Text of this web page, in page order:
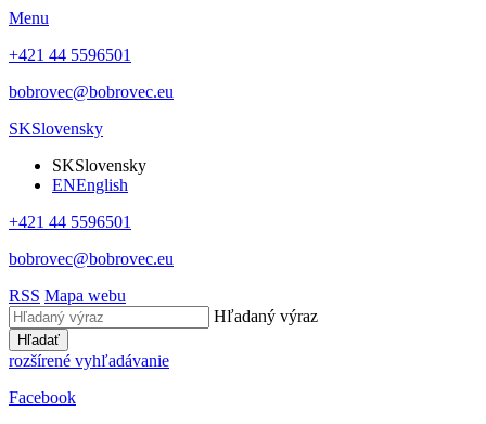
Menu
+421 44 5596501
bobrovec@bobrovec.eu
SKSlovensky
SKSlovensky
ENEnglish
+421 44 5596501
bobrovec@bobrovec.eu
RSS Mapa webu
Hľadaný výraz
Hľadať
rozšírené vyhľadávanie
Facebook